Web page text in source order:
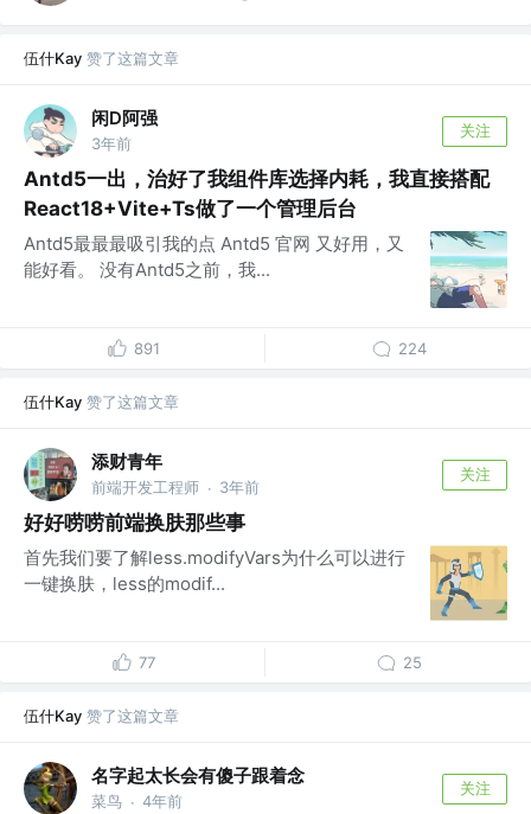
伍什Kay 赞了这篇文章
闲D阿强
3年前
关注
Antd5一出，治好了我组件库选择内耗，我直接搭配
React18+Vite+Ts做了一个管理后台
Antd5最最最吸引我的点 Antd5 官网 又好用，又
能好看。 没有Antd5之前，我...
891 224
伍什Kay 赞了这篇文章
添财青年
前端开发工程师 · 3年前
关注
好好唠唠前端换肤那些事
首先我们要了解less.modifyVars为什么可以进行
一键换肤，less的modif...
77 25
伍什Kay 赞了这篇文章
名字起太长会有傻子跟着念
菜鸟 · 4年前
关注